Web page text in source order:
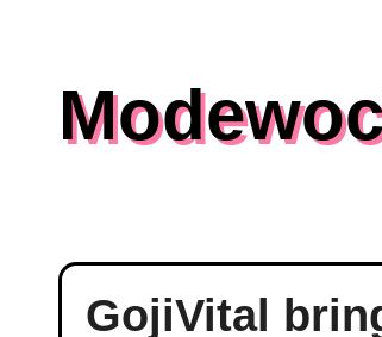
GojiVital